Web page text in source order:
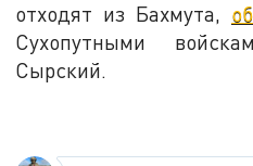
отходят из Бахмута,
Сухопутными
Сырский.